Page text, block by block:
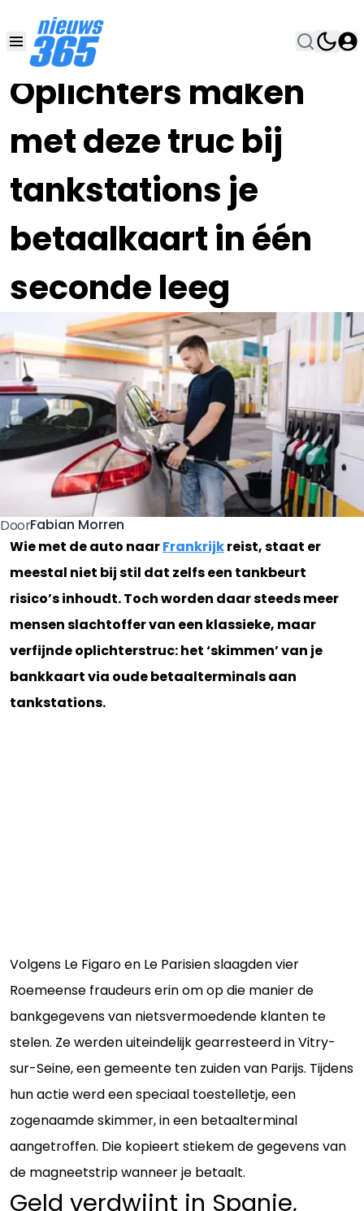
Oplichters maken
met deze truc bij
tankstations je
betaalkaart in één
seconde leeg
07 JUL 2025, 14:00
DoorFabian Morren
Wie met de auto naarFrankrijkreist, staat er
meestal niet bij stil dat zelfs een tankbeurt
risico’s inhoudt. Toch worden daar steeds meer
mensen slachtoffer van een klassieke, maar
verfijnde oplichterstruc: het ‘skimmen’ van je
bankkaart via oude betaalterminals aan
tankstations.
Volgens Le Figaro en Le Parisien slaagden vier
Roemeense fraudeurs erin om op die manier de
bankgegevens van nietsvermoedende klanten te
stelen. Ze werden uiteindelijk gearresteerd in Vitry-
sur-Seine, een gemeente ten zuiden van Parijs. Tijdens
hun actie werd een speciaal toestelletje, een
zogenaamde skimmer, in een betaalterminal
aangetroffen. Die kopieert stiekem de gegevens van
de magneetstrip wanneer je betaalt.
Geld verdwijnt in Spanje,